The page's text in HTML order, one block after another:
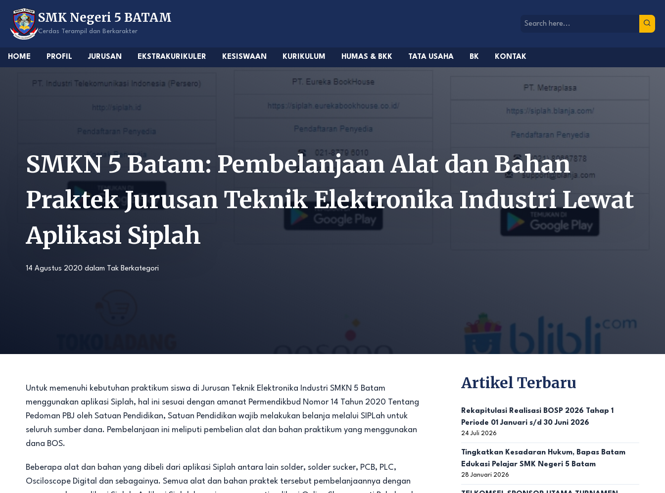
content
SMK Negeri 5 BATAM
Cerdas Terampil dan Berkarakter
HOME PROFIL JURUSAN EKSTRAKURIKULER KESISWAAN KURIKULUM HUMAS & BKK TATA USAHA BK KONTAK
SMKN 5 Batam: Pembelanjaan Alat dan Bahan
Praktek Jurusan Teknik Elektronika Industri Lewat
Aplikasi Siplah
14 Agustus 2020 dalam Tak Berkategori
Untuk memenuhi kebutuhan praktikum siswa di Jurusan Teknik Elektronika Industri SMKN 5 Batam
menggunakan aplikasi Siplah, hal ini sesuai dengan amanat Permendikbud Nomor 14 Tahun 2020 Tentang
Pedoman PBJ oleh Satuan Pendidikan, Satuan Pendidikan wajib melakukan belanja melalui SIPLah untuk
seluruh sumber dana. Pembelanjaan ini meliputi pembelian alat dan bahan praktikum yang menggunakan
dana BOS.
Beberapa alat dan bahan yang dibeli dari aplikasi Siplah antara lain solder, solder sucker, PCB, PLC,
Osciloscope Digital dan sebagainya. Semua alat dan bahan praktek tersebut pembelanjaannya dengan
Artikel Terbaru
Rekapitulasi Realisasi BOSP 2026 Tahap 1
Periode 01 Januari s/d 30 Juni 2026
24 Juli 2026
Tingkatkan Kesadaran Hukum, Bapas Batam
Edukasi Pelajar SMK Negeri 5 Batam
28 Januari 2026